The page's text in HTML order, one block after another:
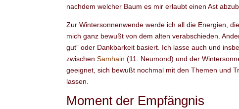
nachdem welcher Baum es mir erlaubt einen Ast
Zur Wintersonnenwende werde ich all die Energien,
mich ganz bewußt von dem alten verabschieden.
gut” oder Dankbarkeit basiert. Ich lasse auch und
zwischenSamhain (11. Neumond) und der
geeignet, sich bewußt nochmal mit den Themen und
lassen.
Moment der Empfängnis